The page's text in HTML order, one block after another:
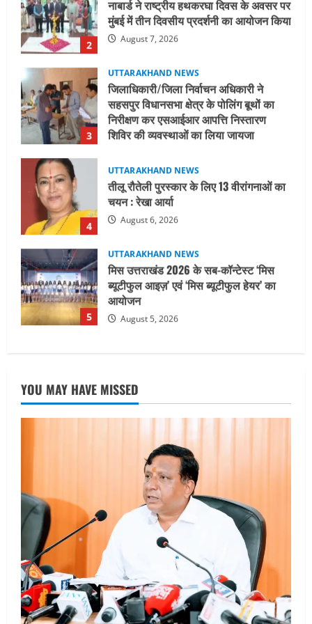
3
जिलाधिकारी/जिला निर्वाचन अधिकारी ने
सहसपुर विधानसभा क्षेत्र के पोलिंग बूथों का
निरीक्षण कर एसआईआर आपत्ति निस्तारण
August 6, 2026
4
UTTARAKHAND NEWS
तीलू रौतेली पुरस्कार के लिए 13 वीरांगनाओं का
चयन : रेखा आर्या
August 6, 2026
5
UTTARAKHAND NEWS
मिस उत्तराखंड 2026 के सब-कॉन्टेस्ट ‘मिस
ब्यूटीफुल आइज़’ एवं ‘मिस ब्यूटीफुल हेयर’ का
आयोजन
1
UTTARAKHAND NEWS
धामी कैबिनेट ने लिए कई महत्वपूर्ण निर्णय, अब
सामान्य वर्ग के पशुपालकों को भी गाय एवं भैंस
खरीद पर मिलेगा अनुदान, मजदूरी संहिता
नियमावली-2026 को मिली मंजूरी
2
नाबार्ड ने राष्ट्रीय हथकरघा दिवस के अवसर पर
मुंबई में तीन दिवसीय प्रदर्शनी का आयोजन किया
3
UTTARAKHAND NEWS
जिलाधिकारी/जिला निर्वाचन अधिकारी ने
सहसपुर विधानसभा क्षेत्र के पोलिंग बूथों का
निरीक्षण कर एसआईआर आपत्ति निस्तारण
शिविर की व्यवस्थाओं का लिया जायजा
August 6, 2026
4
UTTARAKHAND NEWS
तीलू रौतेली पुरस्कार के लिए 13 वीरांगनाओं का
चयन : रेखा आर्या
August 6, 2026
YOU MAY HAVE MISSED